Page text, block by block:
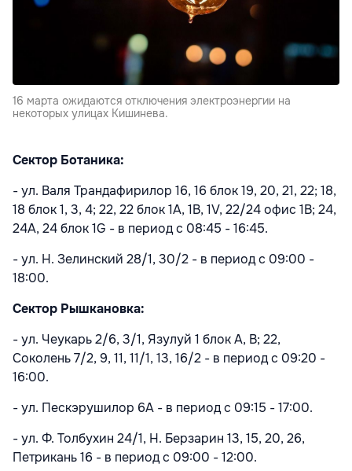
16 марта ожидаются отключения электроэнергии на
некоторых улицах Кишинева.
Сектор Ботаника:
- ул. Валя Трандафирилор 16, 16 блок 19, 20, 21, 22; 18,
18 блок 1, 3, 4; 22, 22 блок 1A, 1B, 1V, 22/24 офис 1B; 24,
24A, 24 блок 1G - в период с 08:45 - 16:45.
- ул. Н. Зелинский 28/1, 30/2 - в период с 09:00 -
18:00.
Сектор Рышкановка:
- ул. Чеукарь 2/6, 3/1, Язулуй 1 блок A, B; 22,
Соколень 7/2, 9, 11, 11/1, 13, 16/2 - в период с 09:20 -
16:00.
- ул. Пескэрушилор 6A - в период с 09:15 - 17:00.
- ул. Ф. Толбухин 24/1, Н. Берзарин 13, 15, 20, 26,
Петрикань 16 - в период с 09:00 - 12:00.